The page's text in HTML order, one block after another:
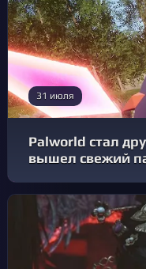
31 июля
Palworld стал
вышел свежий